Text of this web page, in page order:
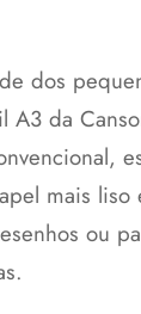
dos
A3 da
mais liso
ou